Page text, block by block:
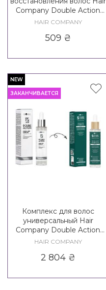
Company Double Action
Exfoliate Home Beauty
HAIR COMPANY
509 ₴
NEW
ЗАКАНЧИВАЕТСЯ
Комплекс для волос
универсальный Hair
Company Double Action
Ritual Cross-Line Complex
HAIR COMPANY
2 804₴